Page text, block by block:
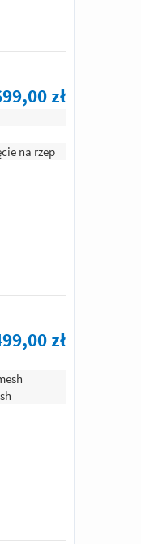
zł
na rzep
zł